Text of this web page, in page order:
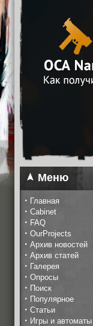
Меню
· Главная
· Cabinet
· FAQ
· OurProjects
· Архив новостей
· Архив статей
· Галерея
· Опросы
· Поиск
· Популярное
· Статьи
· Игры и автоматы